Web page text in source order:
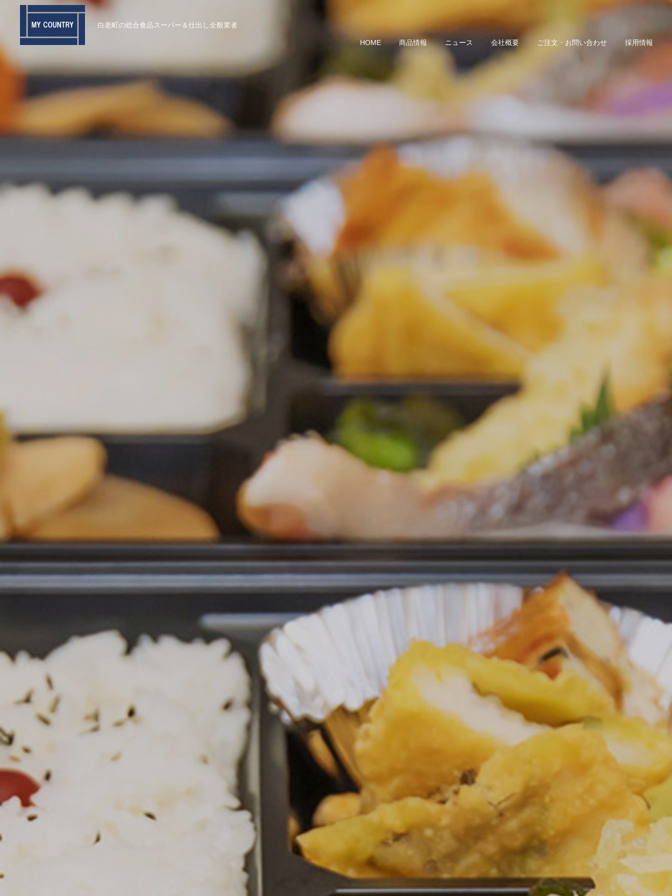
白老町の総合食品スーパー＆仕出し全般業者
HOME 商品情報 ニュース 会社概要 ご注文・お問い合わせ 採用情報